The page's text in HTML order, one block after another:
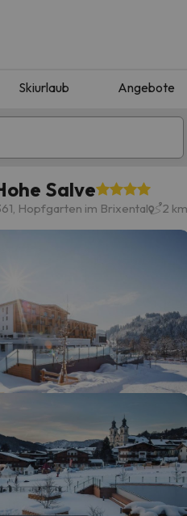
Skiurlaub Angebote
Berghotels
Ergebnisse gefunden, die
hätte sich unser Sucher
Salve
Hopfgarten im Brixental 2